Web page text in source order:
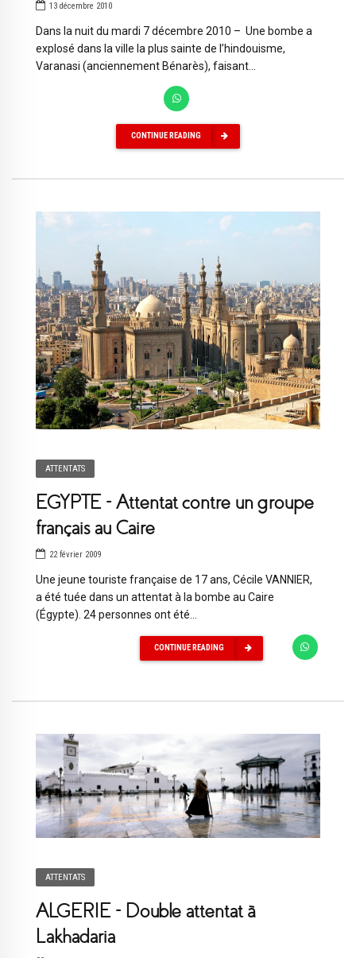
13 décembre 2010
Dans la nuit du mardi 7 décembre 2010 – Une bombe a
explosé dans la ville la plus sainte de l’hindouisme,
Varanasi (anciennement Bénarès), faisant...
CONTINUE READING
ATTENTATS
EGYPTE – Attentat contre un groupe
français au Caire
22 février 2009
Une jeune touriste française de 17 ans, Cécile VANNIER,
a été tuée dans un attentat à la bombe au Caire
(Égypte). 24 personnes ont été...
CONTINUE READING
ATTENTATS
ALGERIE – Double attentat à
Lakhadaria